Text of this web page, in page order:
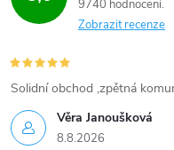
9740 hodnocení
Zobrazit recenze
Věra Janoušková
8.8.2026
Solidní obchod ,zpětná